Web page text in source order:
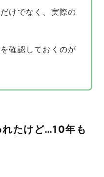
けでなく、実際の
確認しておくのが
たけど…10年も